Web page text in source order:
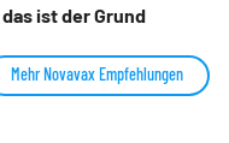
ist der Grund
Mehr Novavax Empfehlungen